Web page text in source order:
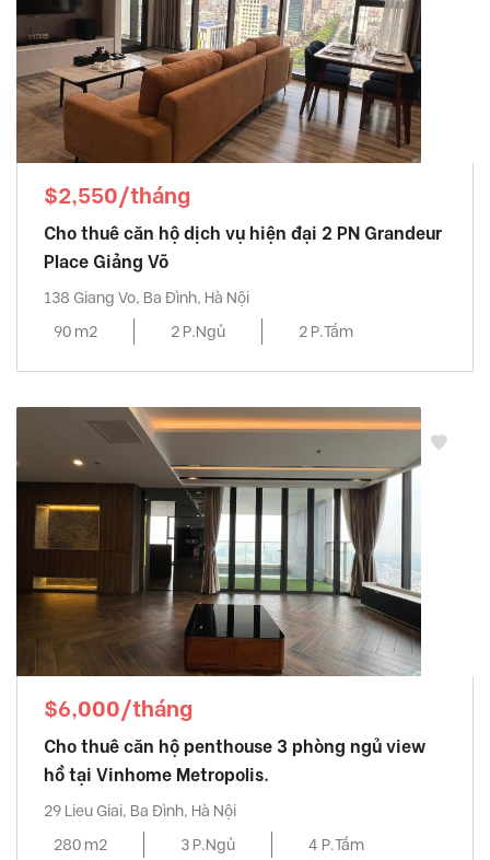
$2,550/tháng
Cho thuê căn hộ dịch vụ hiện đại 2 PN Grandeur
Place Giảng Võ
138 Giang Vo, Ba Đình, Hà Nội
90 m2
2 P.Ngủ 2 P.Tắm
$6,000/tháng
Cho thuê căn hộ penthouse 3 phòng ngủ view
hồ tại Vinhome Metropolis.
29 Lieu Giai, Ba Đình, Hà Nội
280 m2
3 P.Ngủ 4 P.Tắm